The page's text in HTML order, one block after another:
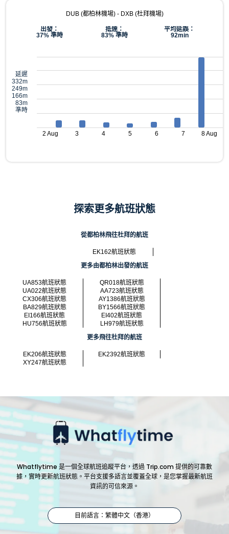
DUB (都柏林機場) - DXB (杜拜機場)
出發：
37% 準時
抵達：
83% 準時
平均延誤：
92min
延遲
332m
249m
166m
83m
準時
2 Aug 3 4 5 6 7 8 Aug
探索更多航班狀態
從都柏林飛往杜拜的航班
EK162航班狀態
更多由都柏林出發的航班
UA853航班狀態
QR018航班狀態
UA022航班狀態
AA723航班狀態
CX306航班狀態
AY1386航班狀態
BA829航班狀態
BY1566航班狀態
EI166航班狀態
EI402航班狀態
HU756航班狀態
LH979航班狀態
更多飛往杜拜的航班
EK206航班狀態
EK2392航班狀態
XY247航班狀態
Whatflytime 是一個全球航班追蹤平台，透過 Trip.com 提供的可靠數
據，實時更新航班狀態。平台支援多語言並覆蓋全球，是您掌握最新航班
資訊的可信來源。
目前語言：繁體中文（香港）